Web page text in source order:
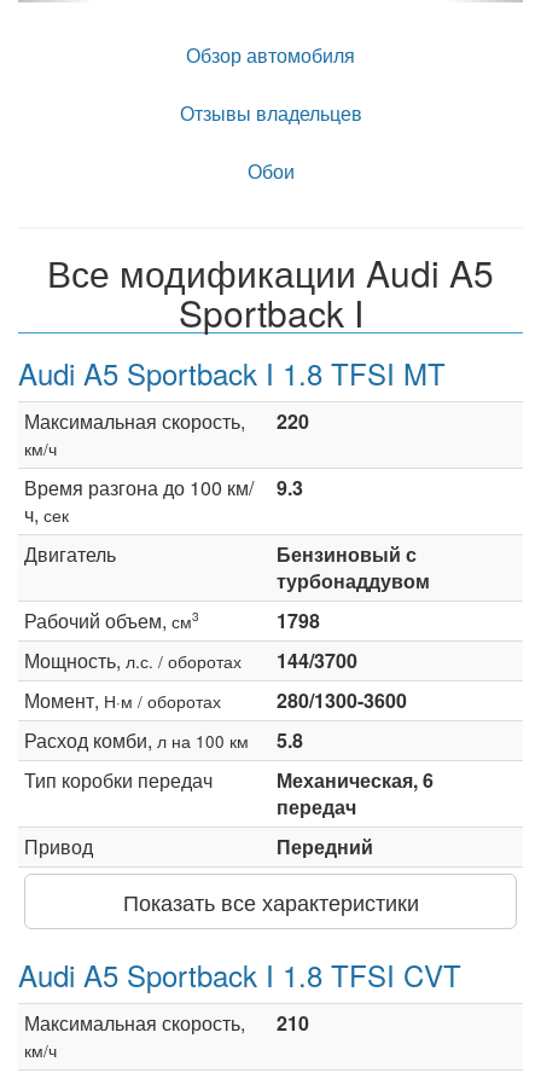
Обзор автомобиля
Отзывы владельцев
Обои
Все модификации Audi A5
Sportback I
Audi A5 Sportback I 1.8 TFSI MT
Максимальная скорость,
км/ч
220
Время разгона до 100 км/
ч, сек
9.3
Двигатель
Бензиновый с
турбонаддувом
Рабочий объем, см3
1798
Мощность, л.с. / оборотах
144/3700
Момент, Н·м / оборотах
280/1300-3600
Расход комби, л на 100 км
5.8
Тип коробки передач
Механическая, 6
передач
Привод
Передний
Показать все характеристики
Audi A5 Sportback I 1.8 TFSI CVT
Максимальная скорость,
км/ч
210